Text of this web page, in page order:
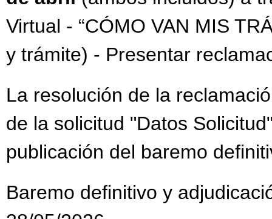
Virtual - “CÓMO VAN MIS
y trámite) - Presentar
La resolución de la
de la solicitud "Datos
publicación del baremo
Baremo definitivo y